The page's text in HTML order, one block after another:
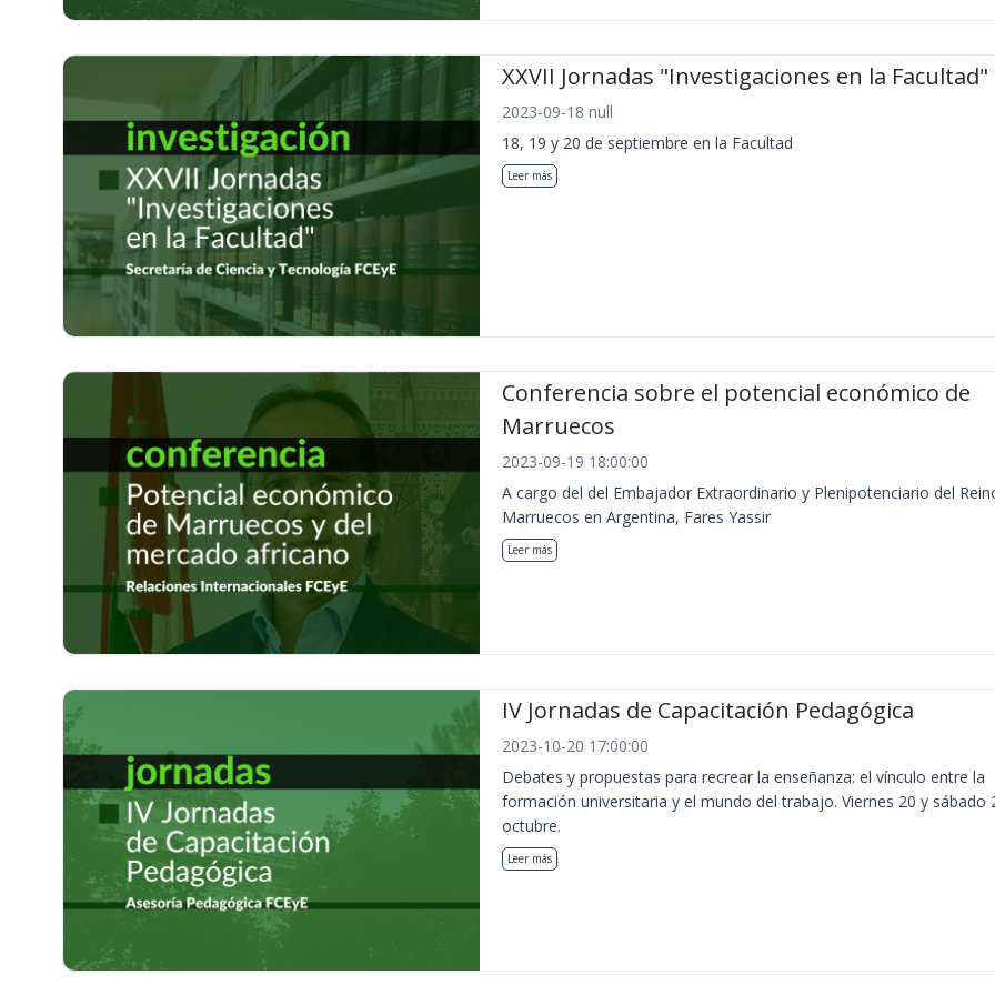
XXVII Jornadas "Investigaciones en la Facultad"
2023-09-18 null
18, 19 y 20 de septiembre en la Facultad
Leer más
Conferencia sobre el potencial económico de
Marruecos
2023-09-19 18:00:00
A cargo del del Embajador Extraordinario y Plenipotenciario del
Marruecos en Argentina, Fares Yassir
Leer más
IV Jornadas de Capacitación Pedagógica
2023-10-20 17:00:00
Debates y propuestas para recrear la enseñanza: el vínculo entre la
formación universitaria y el mundo del trabajo. Viernes 20 y sábado
octubre.
Leer más